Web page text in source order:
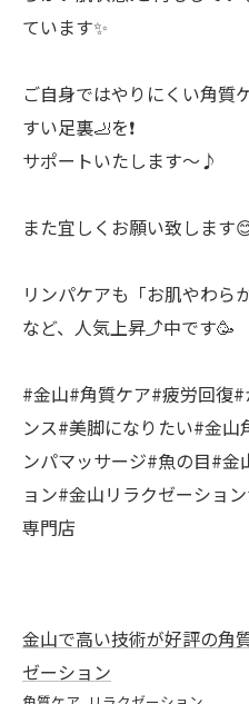
ています✨
ご自身ではやりにくい角質
すい足裏🦶を❗️
サポートいたします〜♪
また宜しくお願い致します
リンパケアも「お肌やわら
など、人気上昇⤴️中です🥳
#金山#角質ケア#疲労回復
ンス#美脚になりたい#金
ンパマッサージ#魚の目#
ョン#金山リラクゼーショ
専門店
金山で高い技術が好評の角
ゼーション